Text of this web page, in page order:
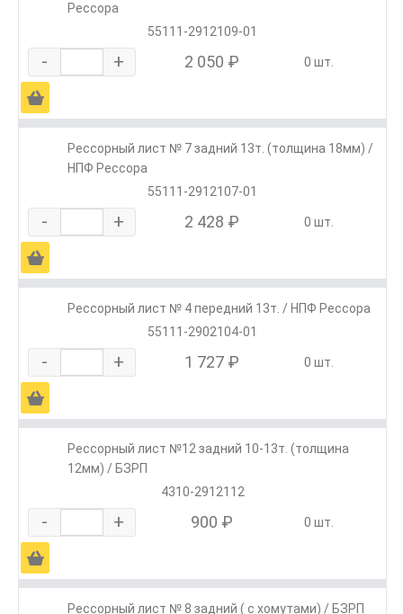
Рессора
55111-2912109-01
- + 2 050 ₽ 0 шт.
Ä
Рессорный лист № 7 задний 13т. (толщина 18мм) /
НПФ Рессора
55111-2912107-01
- + 2 428 ₽ 0 шт.
Ä
Рессорный лист № 4 передний 13т. / НПФ Рессора
55111-2902104-01
- + 1 727 ₽ 0 шт.
Ä
Рессорный лист №12 задний 10-13т. (толщина
12мм) / БЗРП
4310-2912112
- + 900 ₽ 0 шт.
Ä
Рессорный лист № 8 задний ( с хомутами) / БЗРП